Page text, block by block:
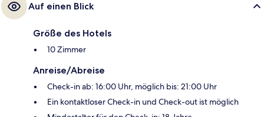
Auf einen Blick
Größe des Hotels
10 Zimmer
Anreise/Abreise
Check-in ab: 16:00 Uhr, möglich bis: 21:00 Uhr
Ein kontaktloser Check-in und Check-out ist möglich